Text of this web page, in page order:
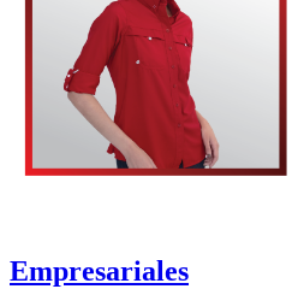
Empresariales